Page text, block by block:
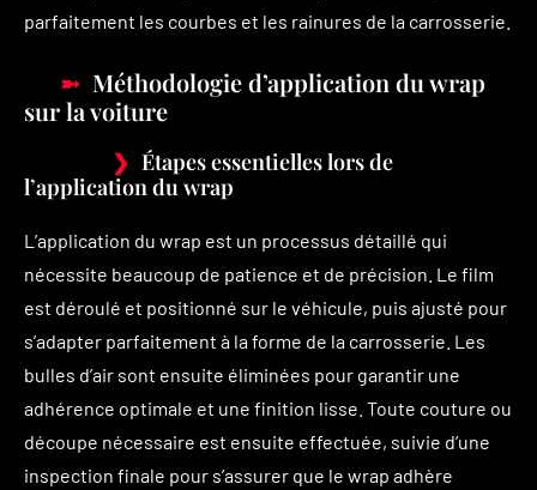
parfaitement les courbes et les rainures de la carrosserie.
Méthodologie d’application du wrap
sur la voiture
Étapes essentielles lors de
l’application du wrap
L’application du wrap est un processus détaillé qui
nécessite beaucoup de patience et de précision. Le film
est déroulé et positionné sur le véhicule, puis ajusté pour
s’adapter parfaitement à la forme de la carrosserie. Les
bulles d’air sont ensuite éliminées pour garantir une
adhérence optimale et une finition lisse. Toute couture ou
découpe nécessaire est ensuite effectuée, suivie d’une
inspection finale pour s’assurer que le wrap adhère